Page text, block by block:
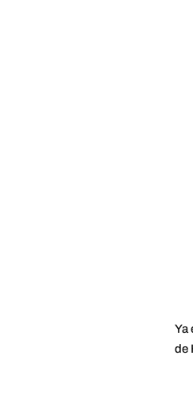
Ya
de